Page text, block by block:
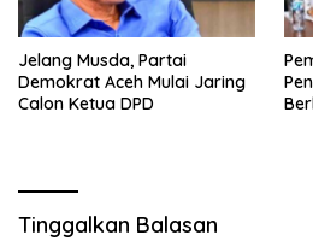
Jelang Musda, Partai
Demokrat Aceh Mulai Jaring
Calon Ketua DPD
Tinggalkan Balasan